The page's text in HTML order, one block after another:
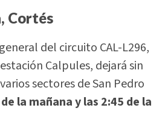
Cortés
del circuito CAL-L296,
Calpules, dejará sin
sectores de San Pedro
la mañana y las 2:45 de la